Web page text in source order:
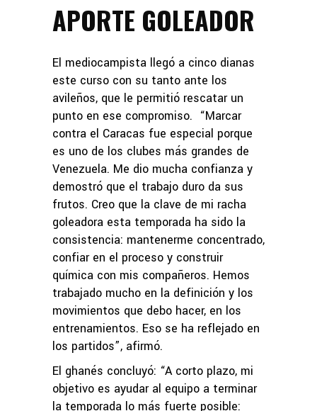
APORTE GOLEADOR
El mediocampista llegó a cinco dianas
este curso con su tanto ante los
avileños, que le permitió rescatar un
punto en ese compromiso. “Marcar
contra el Caracas fue especial porque
es uno de los clubes más grandes de
Venezuela. Me dio mucha confianza y
demostró que el trabajo duro da sus
frutos. Creo que la clave de mi racha
goleadora esta temporada ha sido la
consistencia: mantenerme concentrado,
confiar en el proceso y construir
química con mis compañeros. Hemos
trabajado mucho en la definición y los
movimientos que debo hacer, en los
entrenamientos. Eso se ha reflejado en
los partidos”, afirmó.
El ghanés concluyó: “A corto plazo, mi
objetivo es ayudar al equipo a terminar
la temporada lo más fuerte posible: